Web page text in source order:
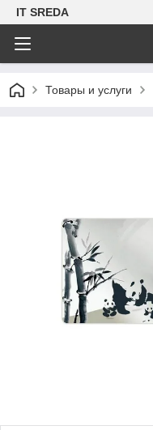
IT SREDA
Товары и услуги